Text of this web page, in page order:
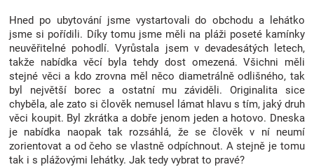
Hračkářství
Přihlášení
Hned po ubytování jsme vystartovali do obchodu a lehátko
jsme si pořídili. Díky tomu jsme měli na pláži poseté kamínky
neuvěřitelné pohodlí. Vyrůstala jsem v devadesátých letech,
takže nabídka věcí byla tehdy dost omezená. Všichni měli
stejné věci a kdo zrovna měl něco diametrálně odlišného, tak
byl největší borec a ostatní mu záviděli. Originalita sice
chyběla, ale zato si člověk nemusel lámat hlavu s tím, jaký druh
věci koupit. Byl zkrátka a dobře jenom jeden a hotovo. Dneska
je nabídka naopak tak rozsáhlá, že se člověk v ní neumí
zorientovat a od čeho se vlastně odpíchnout. A stejně je tomu
tak i s plážovými lehátky. Jak tedy vybrat to pravé?